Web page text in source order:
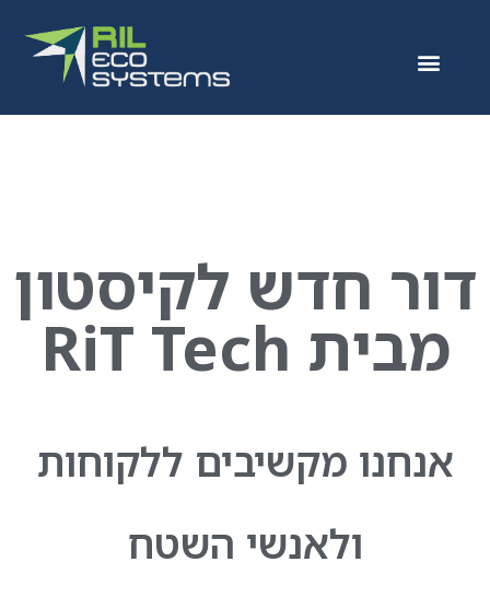
דור חדש לקיסטון
מבית RiT Tech
אנחנו מקשיבים ללקוחות
ולאנשי השטח